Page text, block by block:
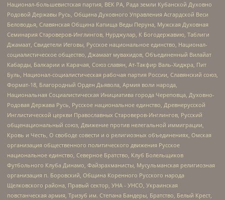
Национал-большевистская партия, ВЕК РА, Рада земли Кубанской Духовно
Родовой Державы Русь, Община Духовного Управления Асгардской Веси
Беловодья, Славянская Община Капища Веды Перуна, Мужская Духовная
Семинария Староверов-Инглингов, Нурджулар, К Богодержавию, Таблиги
Джамаат, Свидетели Иеговы, Русское национальное единство, Национал-
социалистическое общество, Джамаат мувахидов, Объединенный Вилайат
Кабарды, Балкарии и Карачая, Союз славян, Ат-Такфир Валь-Хиджра, Пит
Буль, Национал-социалистическая рабочая партия России, Славянский союз,
Формат-18, Благородный Орден Дьявола, Армия воли народа,
Национальная Социалистическая Инициатива города Череповца, Духовно-
Родовая Держава Русь, Русское национальное единство, Древнерусской
Инглистической церкви Православных Староверов-Инглингов, Русский
общенациональный союз, Движение против нелегальной иммиграции,
Кровь и Честь, О свободе совести и о религиозных объединениях, Омская
организация общественного политического движения Русское
национальное единство, Северное Братство, Клуб Болельщиков
Футбольного Клуба Динамо, Файзрахманисты, Мусульманская религиозная
организация п. Боровский, Община Коренного Русского народа
Щелковского района, Правый сектор, УНА - УНСО, Украинская
повстанческая армия, Тризуб им. Степана Бандеры, Братство, Белый Крест,